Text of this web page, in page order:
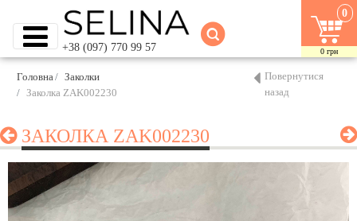
+38 (097) 770 99 57
0
0 грн
Головна
Заколки
Заколка ZAK002230
Повернутися
назад
ЗАКОЛКА ZAK002230